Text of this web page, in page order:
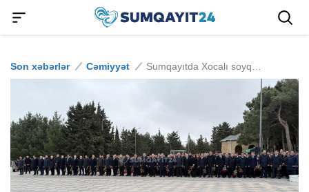
Son xəbərlər Cəmiyyət